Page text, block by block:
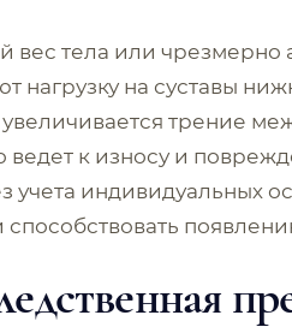
вес тела или
нагрузку на суставы
увеличивается трение
ведет к износу и
учета индивидуальных
способствовать